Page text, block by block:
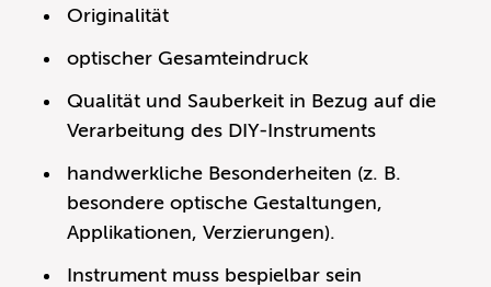
Originalität
optischer Gesamteindruck
Qualität und Sauberkeit in Bezug auf die
Verarbeitung des DIY-Instruments
handwerkliche Besonderheiten (z. B.
besondere optische Gestaltungen,
Applikationen, Verzierungen).
Instrument muss bespielbar sein